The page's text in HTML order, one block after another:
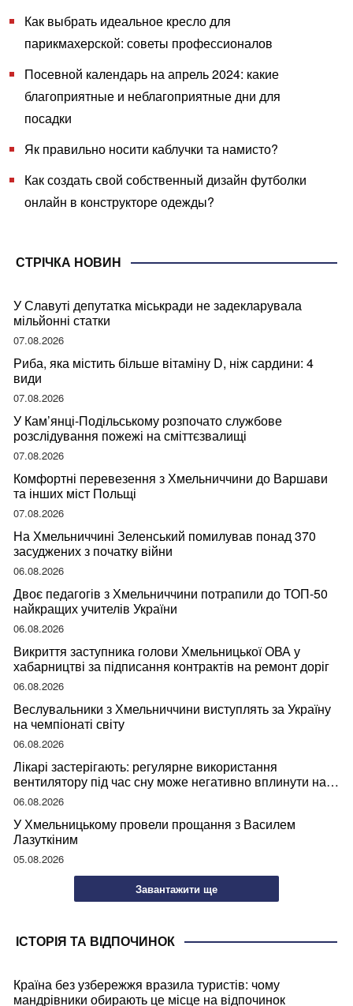
Как выбрать идеальное кресло для
парикмахерской: советы профессионалов
Посевной календарь на апрель 2024: какие
благоприятные и неблагоприятные дни для
посадки
Як правильно носити каблучки та намисто?
Как создать свой собственный дизайн футболки
онлайн в конструкторе одежды?
СТРІЧКА НОВИН
У Славуті депутатка міськради не задекларувала
мільйонні статки
07.08.2026
Риба, яка містить більше вітаміну D, ніж сардини: 4
види
07.08.2026
У Кам’янці-Подільському розпочато службове
розслідування пожежі на сміттєзвалищі
07.08.2026
Комфортні перевезення з Хмельниччини до Варшави
та інших міст Польщі
07.08.2026
На Хмельниччині Зеленський помилував понад 370
засуджених з початку війни
06.08.2026
Двоє педагогів з Хмельниччини потрапили до ТОП-50
найкращих учителів України
06.08.2026
Викриття заступника голови Хмельницької ОВА у
хабарництві за підписання контрактів на ремонт доріг
06.08.2026
Веслувальники з Хмельниччини виступлять за Україну
на чемпіонаті світу
06.08.2026
Лікарі застерігають: регулярне використання
вентилятору під час сну може негативно вплинути на
ваше здоров’я
06.08.2026
У Хмельницькому провели прощання з Василем
Лазуткіним
05.08.2026
Завантажити ще
ІСТОРІЯ ТА ВІДПОЧИНОК
Країна без узбережжя вразила туристів: чому
мандрівники обирають це місце на відпочинок